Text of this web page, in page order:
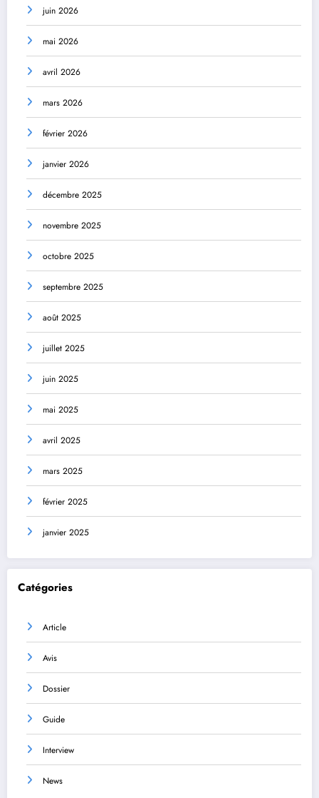
juin 2026
mai 2026
avril 2026
mars 2026
février 2026
janvier 2026
décembre 2025
novembre 2025
octobre 2025
septembre 2025
août 2025
juillet 2025
juin 2025
mai 2025
avril 2025
mars 2025
février 2025
janvier 2025
Catégories
Article
Avis
Dossier
Guide
Interview
News